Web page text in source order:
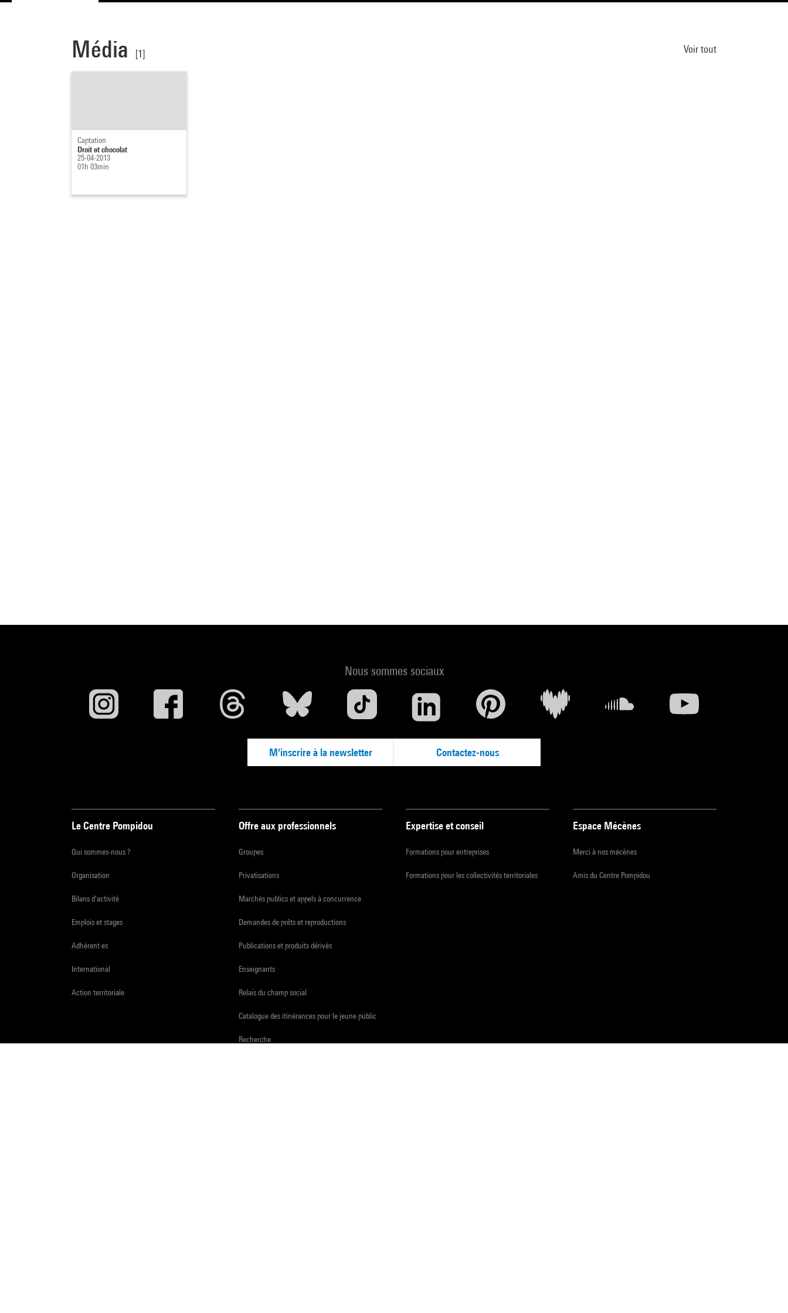
Média [1] Voir tout
Captation
Droit et chocolat
25-04-2013
01h 03min
Nous sommes sociaux
M'inscrire à la newsletter Contactez-nous
Le Centre Pompidou
Qui sommes-nous ?
Organisation
Bilans d'activité
Emplois et stages
Adhérent·es
International
Action territoriale
Offre aux professionnels
Groupes
Privatisations
Marchés publics et appels à concurrence
Demandes de prêts et reproductions
Publications et produits dérivés
Enseignants
Relais du champ social
Catalogue des itinérances pour le jeune public
Recherche
Expertise et conseil
Formations pour entreprises
Formations pour les collectivités territoriales
Espace Mécènes
Merci à nos mécènes
Amis du Centre Pompidou